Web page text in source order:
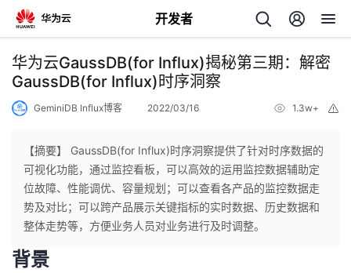
开发者
返
回
个
人
主
我
的
华为云GaussDB(for Influx)揭秘第三期：解密
GaussDB(for Influx)时序洞察
GeminiDB Influx博客 2022/03/16 1.3w+
【摘要】 GaussDB(for Influx)时序洞察提供了针对时序数据的
可视化功能，通过监控看板，可以高效的运用监控数据辅助定
位故障、性能调优、容量规划；可以查看各产品的监控数据走
势及对比；可以跨产品展示关键指标的实时数据、历史数据和
整体走势等，方便业务人员对业务进行及时调整。
背景